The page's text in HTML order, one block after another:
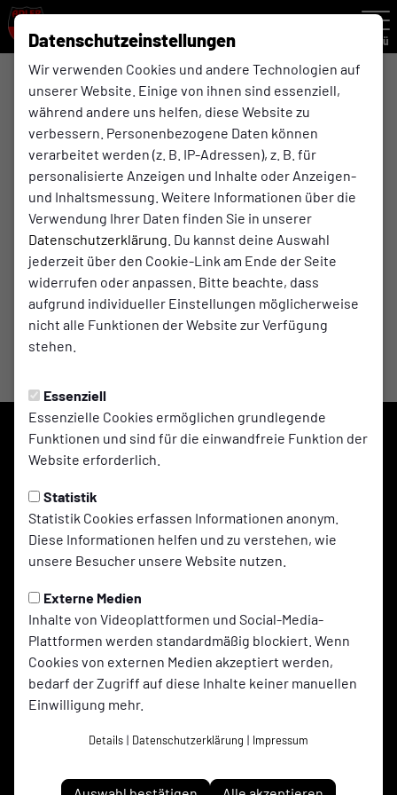
Datenschutzeinstellungen
Wir verwenden Cookies und andere Technologien auf
unserer Website. Einige von ihnen sind essenziell,
während andere uns helfen, diese Website zu
verbessern. Personenbezogene Daten können
verarbeitet werden (z. B. IP-Adressen), z. B. für
personalisierte Anzeigen und Inhalte oder Anzeigen-
und Inhaltsmessung. Weitere Informationen über die
Verwendung Ihrer Daten finden Sie in unserer
Datenschutzerklärung . Du kannst deine Auswahl
jederzeit über den Cookie-Link am Ende der Seite
widerrufen oder anpassen. Bitte beachte, dass
aufgrund individueller Einstellungen möglicherweise
nicht alle Funktionen der Website zur Verfügung
stehen.
Essenziell
Essenzielle Cookies ermöglichen grundlegende
Funktionen und sind für die einwandfreie Funktion der
Website erforderlich.
Statistik
Statistik Cookies erfassen Informationen anonym.
Diese Informationen helfen und zu verstehen, wie
unsere Besucher unsere Website nutzen.
Externe Medien
Inhalte von Videoplattformen und Social-Media-
Plattformen werden standardmäßig blockiert. Wenn
Cookies von externen Medien akzeptiert werden,
bedarf der Zugriff auf diese Inhalte keiner manuellen
Einwilligung mehr.
Details | Datenschutzerklärung | Impressum
Menü
Kreisliga A , 20. Spieltag
Viktoria Resse
1. Mannschaft
3:0
(0:0)
1. Mannschaft
Adler Ellinghorst 1961 e.V. auf Social Media folgen
Jetzt unsere App downloaden